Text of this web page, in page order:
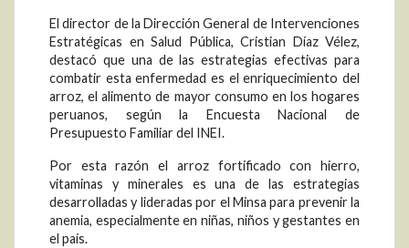
El director de la Dirección General de Intervenciones
Estratégicas en Salud Pública, Cristian Díaz Vélez,
destacó que una de las estrategias efectivas para
combatir esta enfermedad es el enriquecimiento del
arroz, el alimento de mayor consumo en los hogares
peruanos, según la Encuesta Nacional de
Presupuesto Familiar del INEI.
Por esta razón el arroz fortificado con hierro,
vitaminas y minerales es una de las estrategias
desarrolladas y lideradas por el Minsa para prevenir la
anemia, especialmente en niñas, niños y gestantes en
el país.